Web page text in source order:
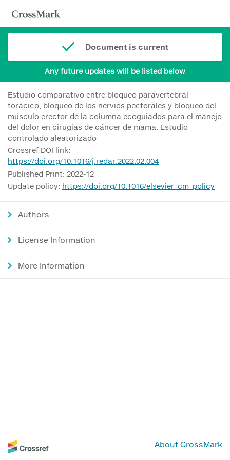
Document is current
Any future updates will be listed below
Estudio comparativo entre bloqueo paravertebral
torácico, bloqueo de los nervios pectorales y bloqueo del
músculo erector de la columna ecoguiados para el manejo
del dolor en cirugías de cáncer de mama. Estudio
controlado aleatorizado
Crossref DOI link:
https://doi.org/10.1016/j.redar.2022.02.004
Published Print: 2022-12
Update policy: https://doi.org/10.1016/elsevier_cm_policy
Authors
License Information
More Information
About CrossMark